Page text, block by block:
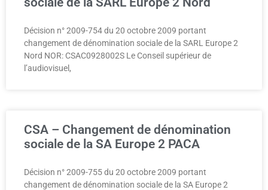
Décision n° 2009-754 du 20 octobre 2009 portant
changement de dénomination sociale de la SARL Europe 2
Nord NOR: CSAC0928002S Le Conseil supérieur de
l’audiovisuel,
CSA – Changement de dénomination
sociale de la SA Europe 2 PACA
Décision n° 2009-755 du 20 octobre 2009 portant
changement de dénomination sociale de la SA Europe 2